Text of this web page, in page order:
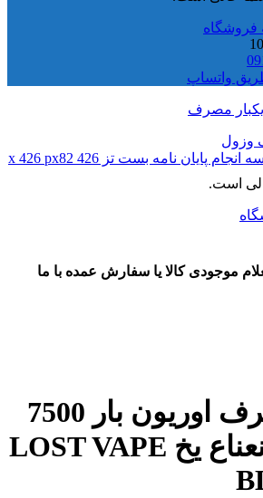
واتساپ
مصرف
کالا یا سفارش عمده با ما
پاد یکبارمصرف اوریون بار 7500
لاست ویپ نعناع یخ LOST VAPE